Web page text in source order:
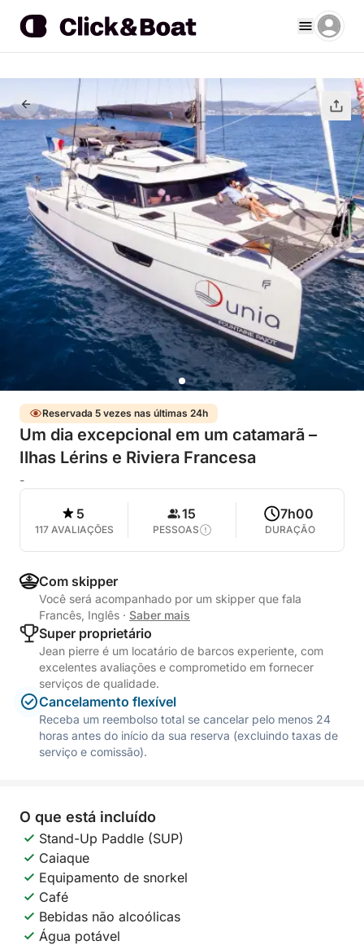
Reservada 5 vezes nas últimas 24h
Um dia excepcional em um catamarã –
Ilhas Lérins e Riviera Francesa
-
5
117 AVALIAÇÕES
15
PESSOAS
7h00
DURAÇÃO
Com skipper
Você será acompanhado por um skipper que fala
Francês, Inglês · Saber mais
Super proprietário
Jean pierre é um locatário de barcos experiente, com
excelentes avaliações e comprometido em fornecer
serviços de qualidade.
Cancelamento flexível
Receba um reembolso total se cancelar pelo menos 24
horas antes do início da sua reserva (excluindo taxas de
serviço e comissão).
O que está incluído
Stand-Up Paddle (SUP)
Caiaque
Equipamento de snorkel
Café
Bebidas não alcoólicas
Água potável